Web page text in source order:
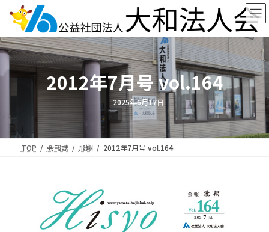
ン
ツ
ス
ー
シ
ン
2012年7月号 vol.164
2025年6月17日
TOP 会報誌 飛翔 2012年7月号 vol.164